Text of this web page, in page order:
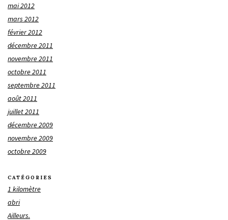
mai 2012
mars 2012
février 2012
décembre 2011
novembre 2011
octobre 2011
septembre 2011
août 2011
juillet 2011
décembre 2009
novembre 2009
octobre 2009
CATÉGORIES
1 kilomètre
abri
Ailleurs.